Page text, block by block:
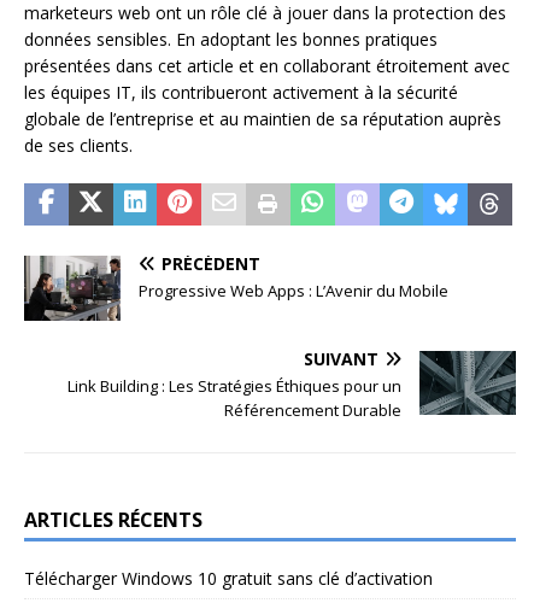
marketeurs web ont un rôle clé à jouer dans la protection des
données sensibles. En adoptant les bonnes pratiques
présentées dans cet article et en collaborant étroitement avec
les équipes IT, ils contribueront activement à la sécurité
globale de l’entreprise et au maintien de sa réputation auprès
de ses clients.
PRÉCÉDENT
Progressive Web Apps : L’Avenir du Mobile
SUIVANT
Link Building : Les Stratégies Éthiques pour un
Référencement Durable
ARTICLES RÉCENTS
Télécharger Windows 10 gratuit sans clé d’activation